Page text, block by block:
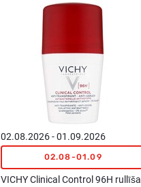
02.08.2026 - 01.09.2026
02.08-01.09
VICHY Clinical Control 96H rullīša